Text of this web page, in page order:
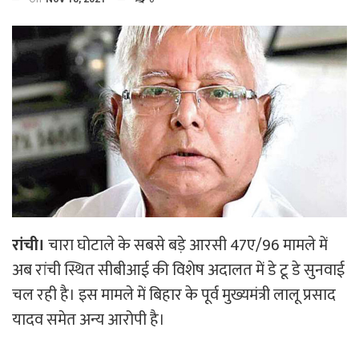
रांची। चारा घोटाले के सबसे बड़े आरसी 47ए/96 मामले में
अब रांची स्थित सीबीआई की विशेष अदालत में डे टू डे सुनवाई
चल रही है। इस मामले में बिहार के पूर्व मुख्यमंत्री लालू प्रसाद
यादव समेत अन्य आरोपी है।